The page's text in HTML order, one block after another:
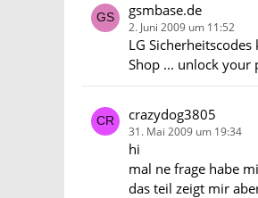
gsmbase.de
2. Juni 2009 um 11:52
LG
Shop ... unlock your
crazydog3805
31. Mai 2009 um 19:34
hi
mal ne frage habe
das teil zeigt mir